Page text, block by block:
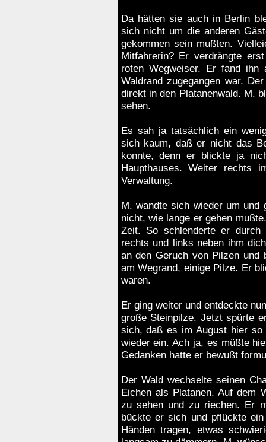
Da hätten sie auch in Berlin
sich nicht um die anderen
gekommen sein mußten.
Mitfahrerin? Er verdrängte
roten Wegweiser. Er fand ihn
Waldrand zugegangen war.
direkt in den Platanenwald. M.
sehen.
Es sah ja tatsächlich ein
sich kaum, daß er nicht das
konnte, denn er blickte ja
Haupthauses. Weiter rechts
Verwaltung.
M. wandte sich wieder um und
nicht, wie lange er gehen
Zeit. So schlenderte er durch
rechts und links neben ihm
an den Geruch von Pilzen und
am Wegrand, einige Pilze. Er
waren.
Er ging weiter und entdeckte
große Steinpilze. Jetzt spürte
sich, daß es im August hier
wieder ein. Ach ja, es müßte
Gedanken hatte er bewußt
Der Wald wechselte seinen
Eichen als Platanen. Auf dem
zu sehen und zu riechen. Er
bückte er sich und pflückte
Händen tragen, etwas